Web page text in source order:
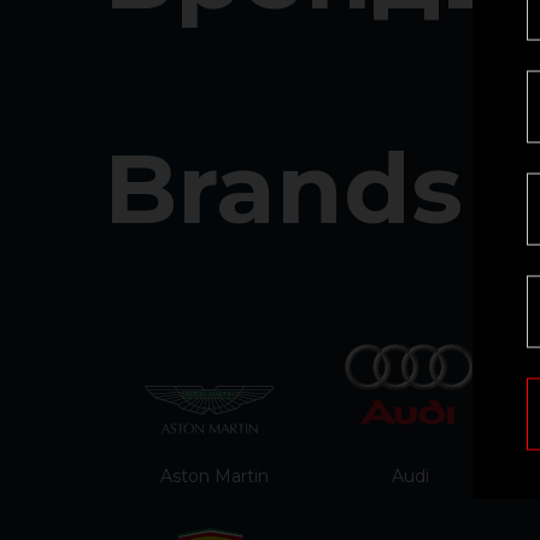
Brands
Aston Martin Audi